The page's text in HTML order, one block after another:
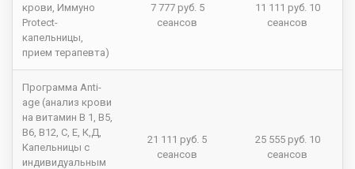
крови, Иммуно
Protect-
капельницы,
прием терапевта)
7 777 руб. 5
сеансов
11 111 руб. 10
сеансов
Программа Anti-
age (анализ крови
на витамин В 1, В5,
В6, В12, С, Е, К,Д,
Капельницы с
индивидуальным
21 111 руб. 5
сеансов
25 555 руб. 10
сеансов